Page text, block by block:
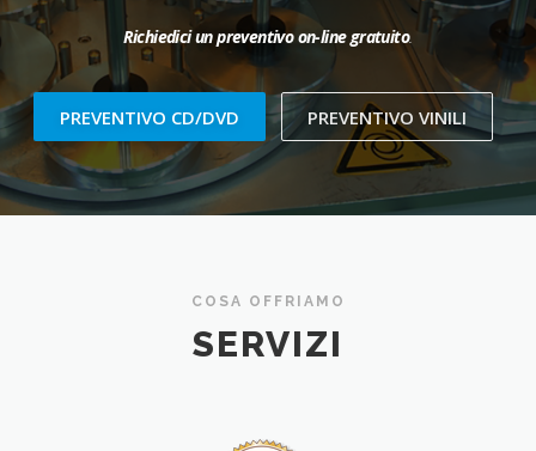
Richiedici un preventivo on-line gratuito.
PREVENTIVO CD/DVD PREVENTIVO VINILI
COSA OFFRIAMO
SERVIZI